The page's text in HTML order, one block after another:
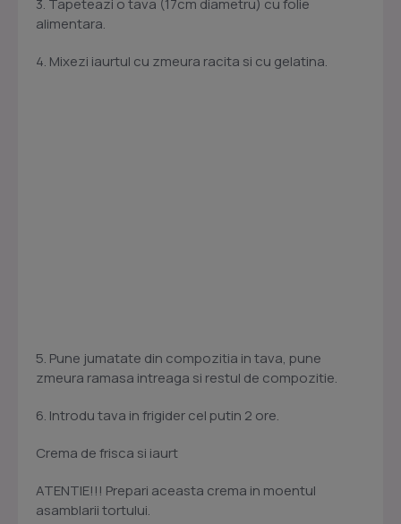
3. Tapeteazi o tava (17cm diametru) cu folie
alimentara.
4. Mixezi iaurtul cu zmeura racita si cu gelatina.
5. Pune jumatate din compozitia in tava, pune
zmeura ramasa intreaga si restul de compozitie.
6. Introdu tava in frigider cel putin 2 ore.
Crema de frisca si iaurt
ATENTIE!!! Prepari aceasta crema in moentul
asamblarii tortului.